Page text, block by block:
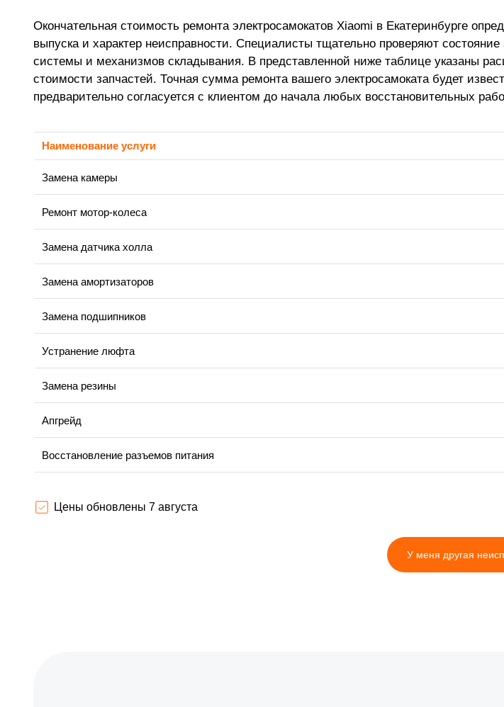
Окончательная стоимость ремонта электросамокатов Xiaomi в Екатеринбурге
выпуска и характер неисправности. Специалисты тщательно проверяют
системы и механизмов складывания. В представленной ниже таблице указаны
стоимости запчастей. Точная сумма ремонта вашего электросамоката будет
предварительно согласуется с клиентом до начала любых восстановительных
Наименование услуги
Замена камеры
Ремонт мотор-колеса
Замена датчика холла
Замена амортизаторов
Замена подшипников
Устранение люфта
Замена резины
Апгрейд
Восстановление разъемов питания
Цены обновлены 7 августа
У меня другая